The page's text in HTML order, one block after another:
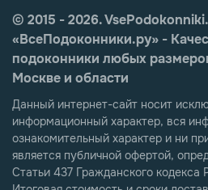
© 2015 - 2026.
«ВсеПодоконники.ру» -
подоконники любых
Москве и области
Данный интернет-сайт носит
информационный характер, вся
ознакомительный характер и ни
является публичной офертой,
Статьи 437 Гражданского